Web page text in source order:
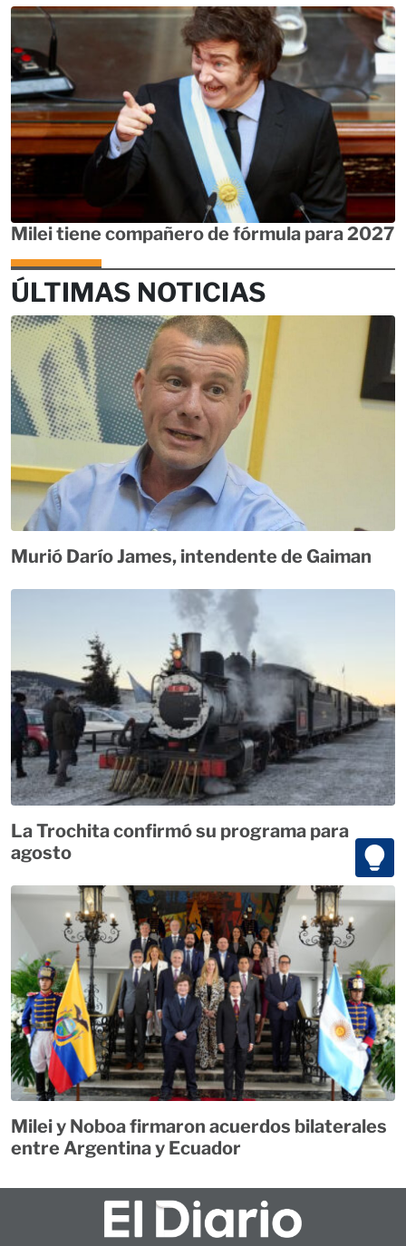
Milei tiene compañero de fórmula para 2027
ÚLTIMAS NOTICIAS
Murió Darío James, intendente de Gaiman
La Trochita confirmó su programa para
agosto
Milei y Noboa firmaron acuerdos bilaterales
entre Argentina y Ecuador